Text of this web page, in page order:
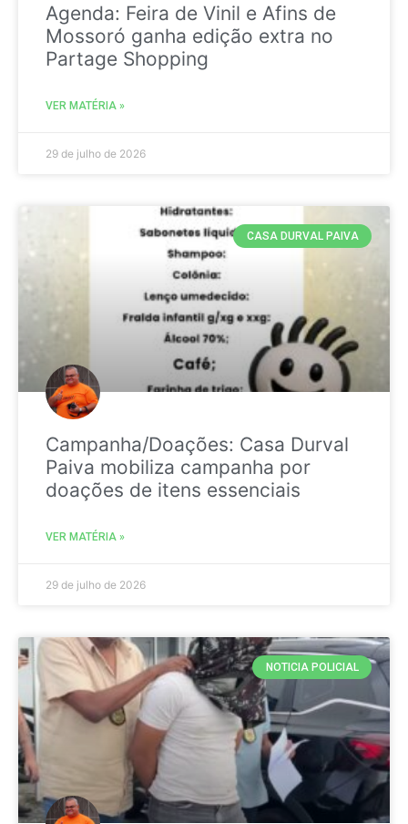
Agenda: Feira de Vinil e Afins de
Mossoró ganha edição extra no
Partage Shopping
VER MATÉRIA »
29 de julho de 2026
CASA DURVAL PAIVA
Campanha/Doações: Casa Durval
Paiva mobiliza campanha por
doações de itens essenciais
VER MATÉRIA »
29 de julho de 2026
NOTICIA POLICIAL